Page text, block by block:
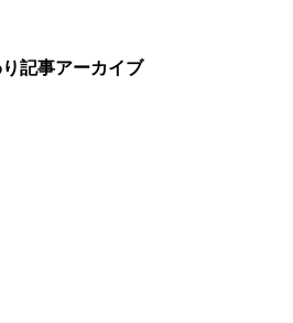
記事アーカイブ